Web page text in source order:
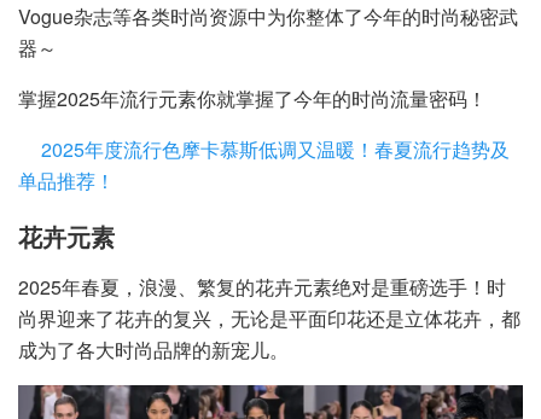
Vogue杂志等各类时尚资源中为你整体了今年的时尚秘密武
器～
掌握2025年流行元素你就掌握了今年的时尚流量密码！
2025年度流行色摩卡慕斯低调又温暖！春夏流行趋势及
单品推荐！
花卉元素
2025年春夏，浪漫、繁复的花卉元素绝对是重磅选手！时
尚界迎来了花卉的复兴，无论是平面印花还是立体花卉，都
成为了各大时尚品牌的新宠儿。